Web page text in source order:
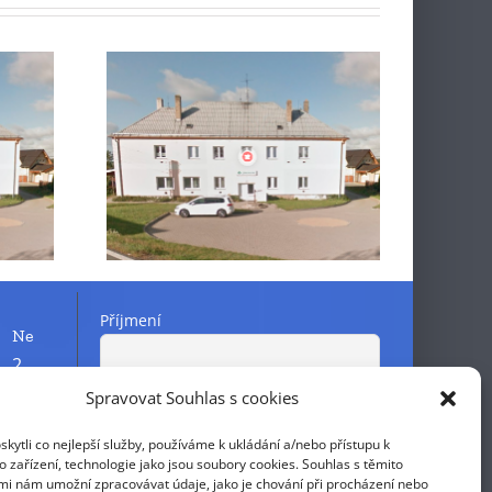
Spravovat Souhlas s cookies
co nejlepší služby, používáme k ukládání a/nebo přístupu k
zařízení, technologie jako jsou soubory cookies. Souhlas s těmito
nám umožní zpracovávat údaje, jako je chování při procházení nebo
–
Oznámení ZS –
MUDr. Švehlová
Ne
2
23
Příjmení
Křestní jméno
E-mail